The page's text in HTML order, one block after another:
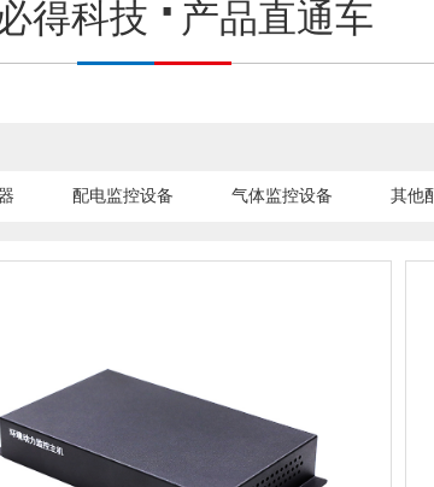
得科技 产品直通车
配电监控设备 气体监控设备 其他